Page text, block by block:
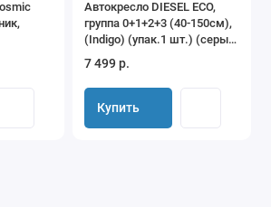
160х80 см
Автокресло DIESEL ECO,
группа 0+1+2+3 (40-150см),
(Indigo) (упак.1 шт.) (серый-
7 499 р.
Купить